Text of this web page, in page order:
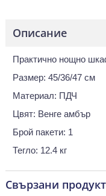
Описание
Практично нощно
Размер: 45/36/47 см
Материал: ПДЧ
Цвят: Венге амбър
Брой пакети: 1
Тегло: 12.4 кг
Свързани